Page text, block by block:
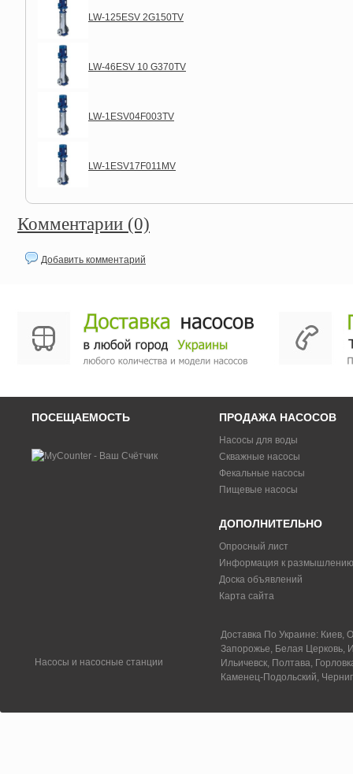
LW-125ESV 2G150TV
LW-46ESV 10 G370TV
LW-1ESV04F003TV
LW-1ESV17F011MV
Комментарии (0)
Добавить комментарий
ПОСЕЩАЕМОСТЬ ПРОДАЖА НАСОСОВ
Насосы для воды
Скважные насосы
Фекальные насосы
Пищевые насосы
ДОПОЛНИТЕЛЬНО
Опросный лист
Информация к размышлению
Доска объявлений
Карта сайта
Насосы и насосные станции
Доставка По Украине: Киев,
Запорожье, Белая Церковь,
Ильичевск, Полтава,
Каменец-Подольский,